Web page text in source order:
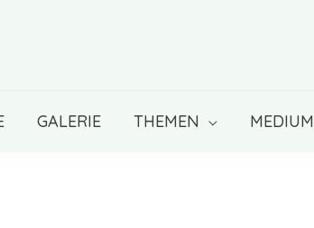
GALERIE THEMEN MEDIUM